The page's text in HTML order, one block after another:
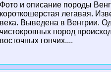
Фото и описание породы
короткошерстая легавая.
века. Выведена в Венгрии.
чистокровных пород
восточных гончих....